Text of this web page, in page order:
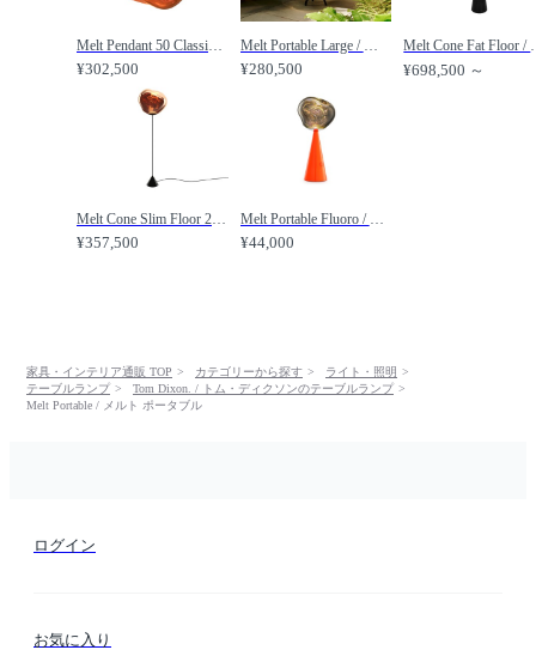
¥302,500 ¥280,500 ¥698,500 ～
¥357,500 ¥44,000
家具・インテリア通販 TOP カテゴリーから探す
ライト・照明
テーブルランプ
Tom Dixon. / トム・ディクソンのテーブルランプ
Melt Portable / メルト ポータブル
ログイン
お気に入り